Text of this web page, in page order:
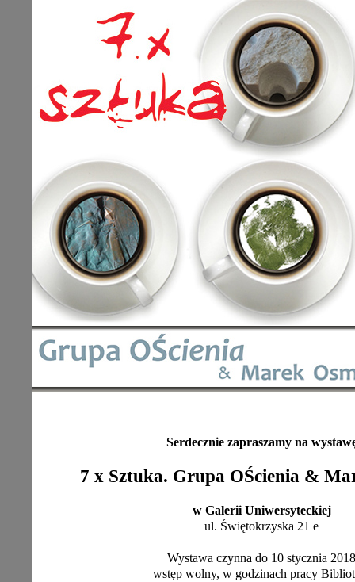
Serdecznie zapraszamy na
7 x Sztuka. Grupa OŚcienia &
w Galerii Uniwersyteckiej
ul. Świętokrzyska 21 e
Wystawa czynna do 10 stycznia 2018
wstęp wolny, w godzinach pracy